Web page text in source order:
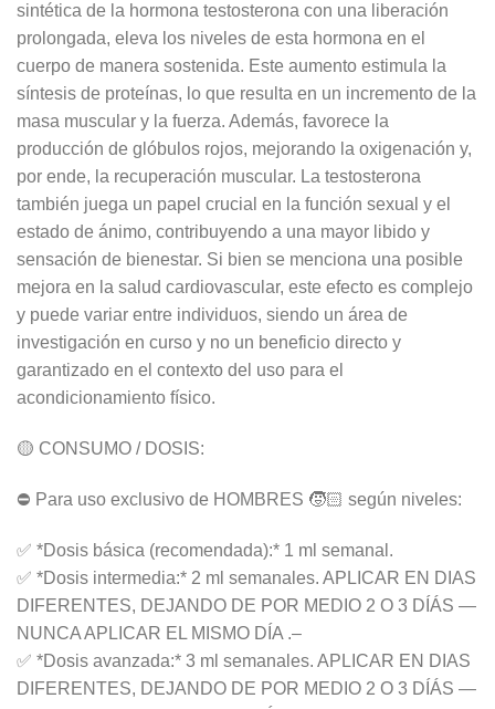
sintética de la hormona testosterona con una liberación
prolongada, eleva los niveles de esta hormona en el
cuerpo de manera sostenida. Este aumento estimula la
síntesis de proteínas, lo que resulta en un incremento de la
masa muscular y la fuerza. Además, favorece la
producción de glóbulos rojos, mejorando la oxigenación y,
por ende, la recuperación muscular. La testosterona
también juega un papel crucial en la función sexual y el
estado de ánimo, contribuyendo a una mayor libido y
sensación de bienestar. Si bien se menciona una posible
mejora en la salud cardiovascular, este efecto es complejo
y puede variar entre individuos, siendo un área de
investigación en curso y no un beneficio directo y
garantizado en el contexto del uso para el
acondicionamiento físico.
🟡 CONSUMO / DOSIS:
⛔ Para uso exclusivo de HOMBRES 🧒🏻 según niveles:
✅ *Dosis básica (recomendada):* 1 ml semanal.
✅ *Dosis intermedia:* 2 ml semanales. APLICAR EN DIAS
DIFERENTES, DEJANDO DE POR MEDIO 2 O 3 DÍÁS —
NUNCA APLICAR EL MISMO DÍA .–
✅ *Dosis avanzada:* 3 ml semanales. APLICAR EN DIAS
DIFERENTES, DEJANDO DE POR MEDIO 2 O 3 DÍÁS —